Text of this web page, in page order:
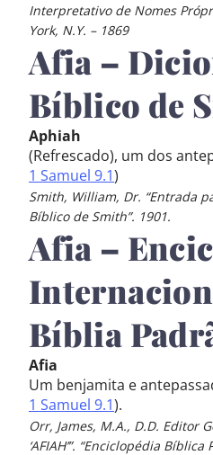
Interpretativo de Nomes
York, N.Y. – 1869
Afia –
Bíblico de
Aphiah
(Refrescado), um dos
1 Samuel 9.1)
Smith, William, Dr. “Entrada
Bíblico de Smith”. 1901.
Afia –
Bíblia
Afia
Um benjamita e
1 Samuel 9.1).
Orr, James, M.A., D.D. Editor
‘AFIAH’”. “Enciclopédia